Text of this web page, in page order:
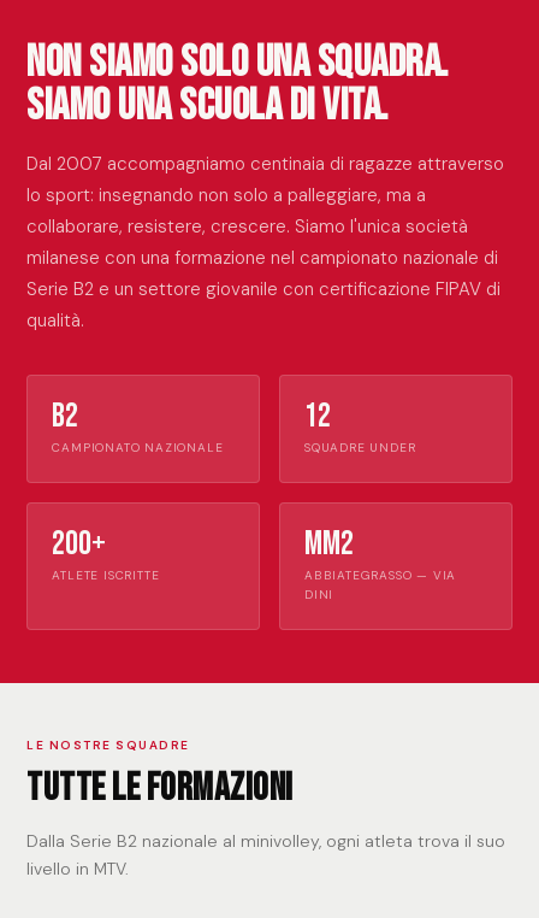
Non siamo solo una squadra.
Siamo una scuola di vita.
Dal 2007 accompagniamo centinaia di ragazze attraverso
lo sport: insegnando non solo a palleggiare, ma a
collaborare, resistere, crescere. Siamo l'unica società
milanese con una formazione nel campionato nazionale di
Serie B2 e un settore giovanile con certificazione FIPAV di
qualità.
B2
CAMPIONATO NAZIONALE
12
SQUADRE UNDER
200+
ATLETE ISCRITTE
MM2
ABBIATEGRASSO — VIA
DINI
LE NOSTRE SQUADRE
Tutte le formazioni
Dalla Serie B2 nazionale al minivolley, ogni atleta trova il suo
livello in MTV.